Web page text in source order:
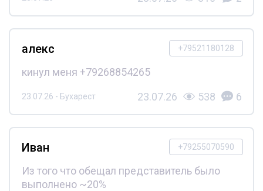
+79521180128
алекс
кинул меня +79268854265
23.07.26 - Бухарест 23.07.26 538 6
+79255070590
Иван
Из того что обещал представитель было
выполнено ~20%